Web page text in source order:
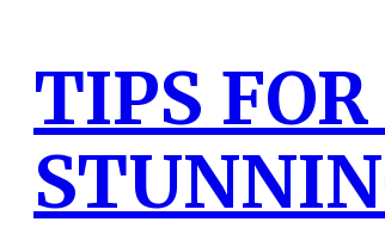
TIPS